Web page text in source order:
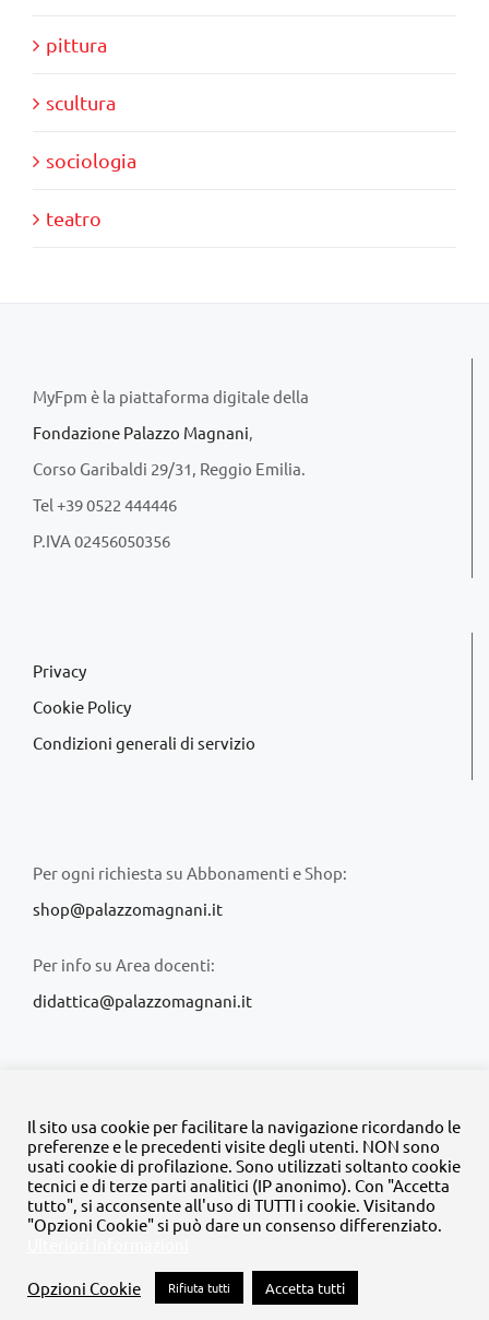
pittura
scultura
sociologia
teatro
MyFpm è la piattaforma digitale della
Fondazione Palazzo Magnani,
Corso Garibaldi 29/31, Reggio Emilia.
Tel +39 0522 444446
P.IVA 02456050356
Privacy
Cookie Policy
Condizioni generali di servizio
Per ogni richiesta su Abbonamenti e Shop:
shop@palazzomagnani.it
Per info su Area docenti:
didattica@palazzomagnani.it
© Copyright 2020 -2026 | Tutti i diritti riservati | MyFpm è un
progetto dellaFondazione Palazzo Magnani
FacebookInstagram
TwitterLinkedInYouTube
Il sito usa cookie per facilitare la navigazione ricordando le
preferenze e le precedenti visite degli utenti. NON sono
usati cookie di profilazione. Sono utilizzati soltanto cookie
tecnici e di terze parti analitici (IP anonimo). Con "Accetta
tutto", si acconsente all'uso di TUTTI i cookie. Visitando
"Opzioni Cookie" si può dare un consenso differenziato.
Opzioni Cookie Rifiuta tutti Accetta tutti